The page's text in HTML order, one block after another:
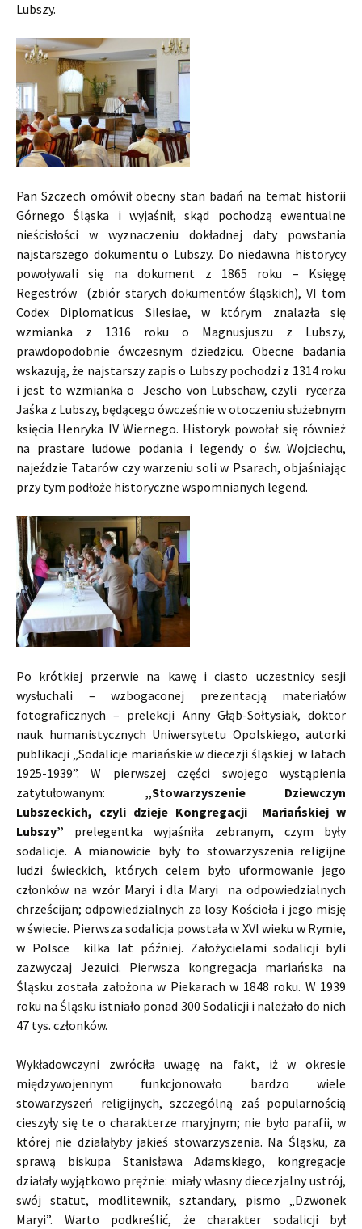
Lubszy.
Pan Szczech omówił obecny stan badań na temat historii
Górnego Śląska i wyjaśnił, skąd pochodzą ewentualne
nieścisłości w wyznaczeniu dokładnej daty powstania
najstarszego dokumentu o Lubszy. Do niedawna historycy
powoływali się na dokument z 1865 roku – Księgę
Regestrów (zbiór starych dokumentów śląskich), VI tom
Codex Diplomaticus Silesiae, w którym znalazła się
wzmianka z 1316 roku o Magnusjuszu z Lubszy,
prawdopodobnie ówczesnym dziedzicu. Obecne badania
wskazują, że najstarszy zapis o Lubszy pochodzi z 1314 roku
i jest to wzmianka o Jescho von Lubschaw, czyli rycerza
Jaśka z Lubszy, będącego ówcześnie w otoczeniu służebnym
księcia Henryka IV Wiernego. Historyk powołał się również
na prastare ludowe podania i legendy o św. Wojciechu,
najeździe Tatarów czy warzeniu soli w Psarach, objaśniając
przy tym podłoże historyczne wspomnianych legend.
Po krótkiej przerwie na kawę i ciasto uczestnicy sesji
wysłuchali – wzbogaconej prezentacją materiałów
fotograficznych – prelekcji Anny Głąb-Sołtysiak, doktor
nauk humanistycznych Uniwersytetu Opolskiego, autorki
publikacji „Sodalicje mariańskie w diecezji śląskiej w latach
1925-1939”. W pierwszej części swojego wystąpienia
zatytułowanym: „Stowarzyszenie Dziewczyn
Lubszeckich, czyli dzieje Kongregacji Mariańskiej w
Lubszy” prelegentka wyjaśniła zebranym, czym były
sodalicje. A mianowicie były to stowarzyszenia religijne
ludzi świeckich, których celem było uformowanie jego
członków na wzór Maryi i dla Maryi na odpowiedzialnych
chrześcijan; odpowiedzialnych za losy Kościoła i jego misję
w świecie. Pierwsza sodalicja powstała w XVI wieku w Rymie,
w Polsce kilka lat później. Założycielami sodalicji byli
zazwyczaj Jezuici. Pierwsza kongregacja mariańska na
Śląsku została założona w Piekarach w 1848 roku. W 1939
roku na Śląsku istniało ponad 300 Sodalicji i należało do nich
47 tys. członków.
Wykładowczyni zwróciła uwagę na fakt, iż w okresie
międzywojennym funkcjonowało bardzo wiele
stowarzyszeń religijnych, szczególną zaś popularnością
cieszyły się te o charakterze maryjnym; nie było parafii, w
której nie działałyby jakieś stowarzyszenia. Na Śląsku, za
sprawą biskupa Stanisława Adamskiego, kongregacje
działały wyjątkowo prężnie: miały własny diecezjalny ustrój,
swój statut, modlitewnik, sztandary, pismo „Dzwonek
Maryi”. Warto podkreślić, że charakter sodalicji był